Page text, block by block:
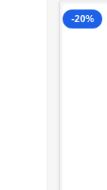
-20%